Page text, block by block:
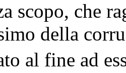
scopo, che
della
al fine ad